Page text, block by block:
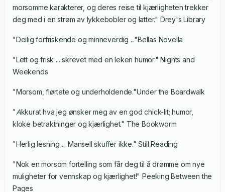
morsomme karakterer, og deres reise til kjærligheten trekker
deg med i en strøm av lykkebobler og latter." Drey's Library
"Deilig forfriskende og minneverdig ..."Bellas Novella
"Lett og frisk ... skrevet med en leken humor." Nights and
Weekends
"Morsom, flørtete og underholdende."Under the Boardwalk
"Akkurat hva jeg ønsker meg av en god chick-lit; humor,
kloke betraktninger og kjærlighet." The Bookworm
"Herlig lesning ... Mansell skuffer ikke." Still Reading
"Nok en morsom fortelling som får deg til å drømme om nye
muligheter for vennskap og kjærlighet!" Peeking Between the
Pages